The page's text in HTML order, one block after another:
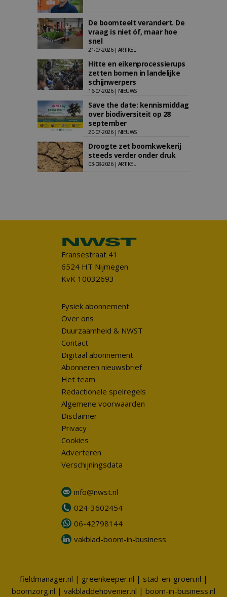
De boomteelt verandert. De
vraag is niet óf, maar hoe
snel
21-07-2026 | ARTIKEL
Hitte en eikenprocessierups
zetten bomen in landelijke
schijnwerpers
16-07-2026 | NIEUWS
Save the date: kennismiddag
over biodiversiteit op 28
september
20-07-2026 | NIEUWS
Droogte zet boomkwekerij
steeds verder onder druk
03-08-2026 | ARTIKEL
Fransestraat 41
6524 HT Nijmegen
KvK 10032693
Fysiek abonnement
Over ons
Duurzaamheid & NWST
Contact
Digitaal abonnement
Abonneren nieuwsbrief
Het team
Redactionele spelregels
Algemene voorwaarden
Disclaimer
Privacy
Cookies
Adverteren
Verschijningsdata
info@nwst.nl
024-3602454
06-42798144
vakblad-boom-in-business
fieldmanager.nl | greenkeeper.nl | stad-en-groen.nl |
boomzorg.nl | vakbladdehovenier.nl | boom-in-business.nl